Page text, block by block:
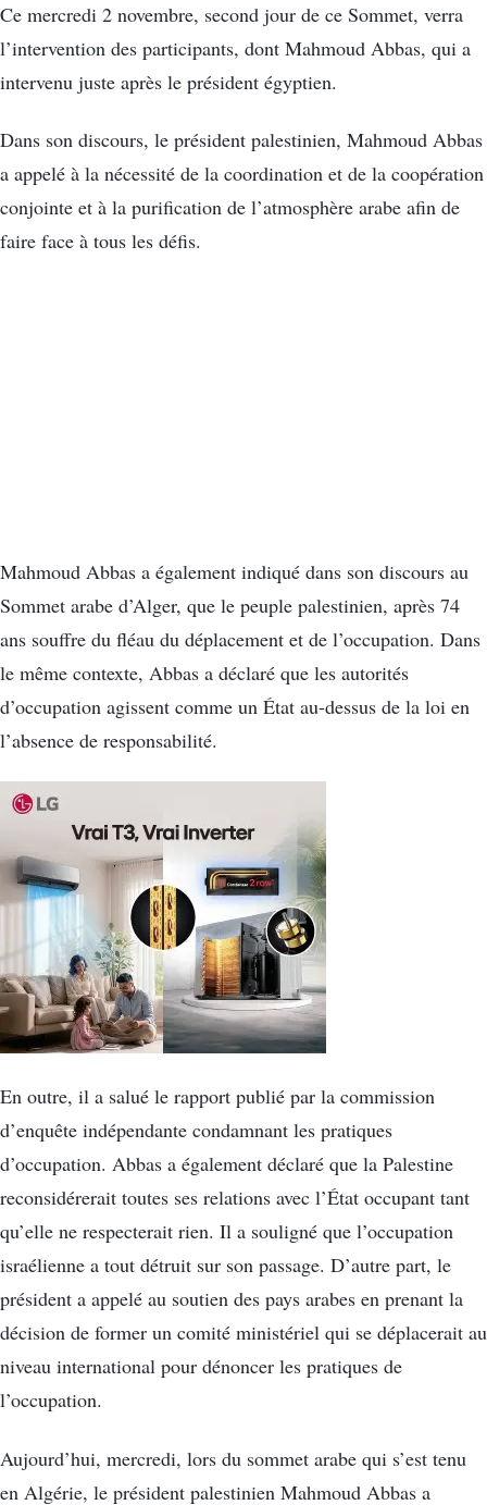
Ce mercredi 2 novembre, second jour de ce Sommet, verra
l’intervention des participants, dont Mahmoud Abbas, qui a
intervenu juste après le président égyptien.
Dans son discours, le président palestinien, Mahmoud Abbas
a appelé à la nécessité de la coordination et de la coopération
conjointe et à la purification de l’atmosphère arabe afin de
faire face à tous les défis.
Mahmoud Abbas a également indiqué dans son discours au
Sommet arabe d’Alger, que le peuple palestinien, après 74
ans souffre du fléau du déplacement et de l’occupation. Dans
le même contexte, Abbas a déclaré que les autorités
d’occupation agissent comme un État au-dessus de la loi en
l’absence de responsabilité.
En outre, il a salué le rapport publié par la commission
d’enquête indépendante condamnant les pratiques
d’occupation. Abbas a également déclaré que la Palestine
reconsidérerait toutes ses relations avec l’État occupant tant
qu’elle ne respecterait rien. Il a souligné que l’occupation
israélienne a tout détruit sur son passage. D’autre part, le
président a appelé au soutien des pays arabes en prenant la
décision de former un comité ministériel qui se déplacerait au
niveau international pour dénoncer les pratiques de
l’occupation.
Aujourd’hui, mercredi, lors du sommet arabe qui s’est tenu
en Algérie, le président palestinien Mahmoud Abbas a